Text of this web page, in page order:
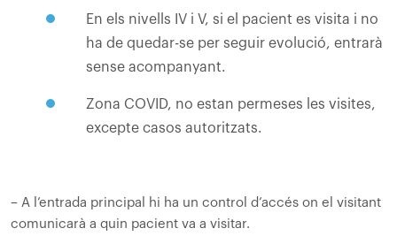
En els nivells IV i V, si el pacient es visita i no
ha de quedar-se per seguir evolució, entrarà
sense acompanyant.
Zona COVID, no estan permeses les visites,
excepte casos autoritzats.
– A l’entrada principal hi ha un control d’accés on el visitant
comunicarà a quin pacient va a visitar.